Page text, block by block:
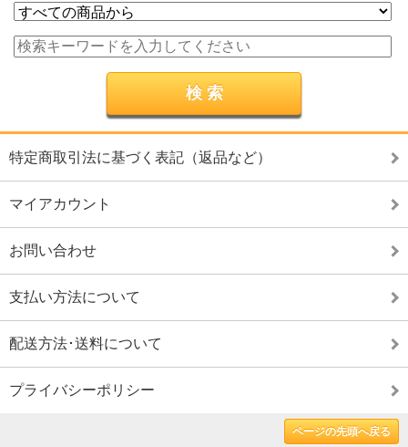
特定商取引法に基づく表記（返品など）
マイアカウント
お問い合わせ
支払い方法について
配送方法･送料について
プライバシーポリシー
ページの先頭へ戻る